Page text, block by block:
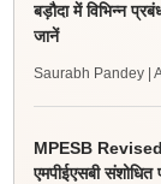
बड़ौदा में विभिन्न
जानें
Saurabh Pandey |
MPESB
एमपीईएसबी संशोधित